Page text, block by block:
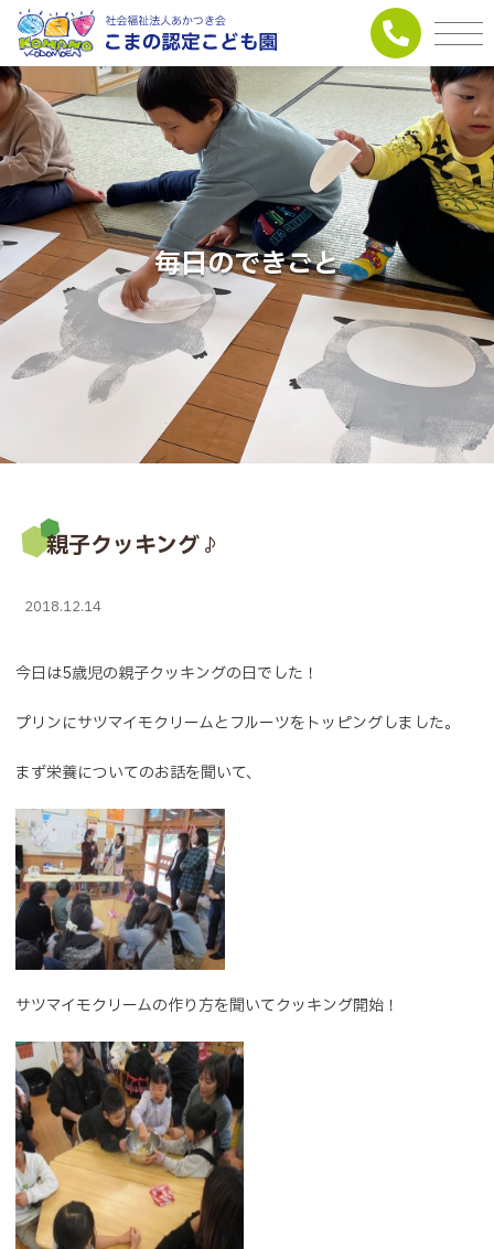
毎日のできごと
親子クッキング♪
2018.12.14
今日は5歳児の親子クッキングの日でした！
プリンにサツマイモクリームとフルーツをトッピングしました。
まず栄養についてのお話を聞いて、
サツマイモクリームの作り方を聞いてクッキング開始！